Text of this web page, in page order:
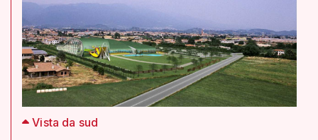
Vista da sud